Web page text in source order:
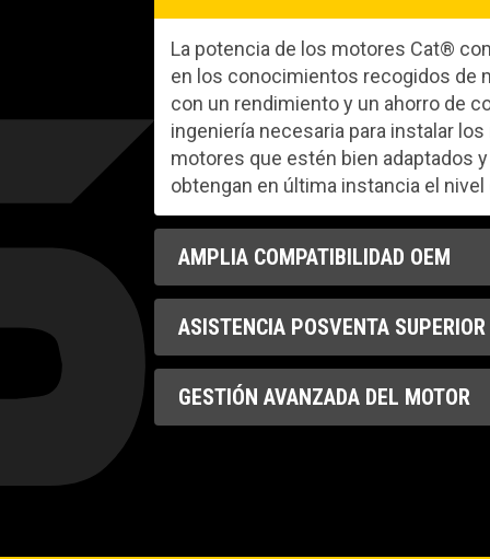
La potencia de los motores Cat®
en los conocimientos recogidos de
con un rendimiento y un ahorro de
ingeniería necesaria para instalar
motores que estén bien adaptados
obtengan en última instancia el
AMPLIA COMPATIBILIDAD OEM
Caterpillar ofrece a sus clientes una
necesitan motores industriales
máquinas. Todos ellos pueden
"Ofrecemos soluciones de
máquinas para una amplia gama de
ASISTENCIA POSVENTA SUPERIOR
El compromiso con los usuarios
asesoramiento técnico y una
redes de distribuidores OEM
GESTIÓN AVANZADA DEL MOTOR